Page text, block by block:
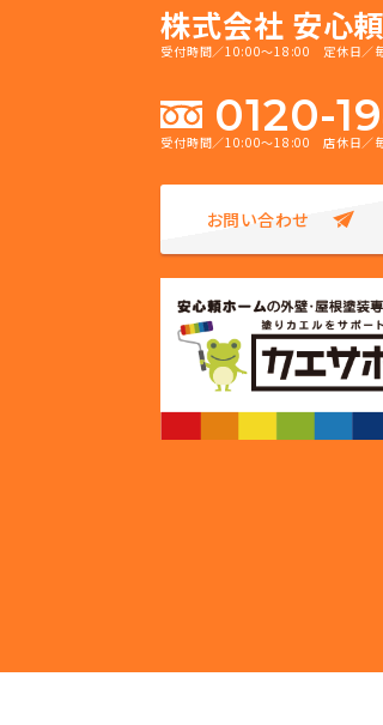
株式会社 安心
受付時間／10:00～18:00 定休日／
0120-
受付時間／10:00～18:00 店休日／毎
お問い合わせ